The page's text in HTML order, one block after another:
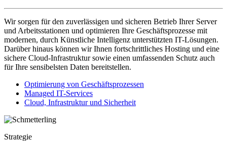
Wir sorgen für den zuverlässigen und sicheren Betrieb Ihrer Server
und Arbeitsstationen und optimieren Ihre Geschäftsprozesse mit
modernen, durch Künstliche Intelligenz unterstützten IT-Lösungen.
Darüber hinaus können wir Ihnen fortschrittliches Hosting und eine
sichere Cloud-Infrastruktur sowie einen umfassenden Schutz auch
für Ihre sensibelsten Daten bereitstellen.
Optimierung von Geschäftsprozessen
Managed IT-Services
Cloud, Infrastruktur und Sicherheit
Strategie